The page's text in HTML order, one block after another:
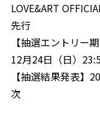
LOVE&ART
先行
【抽選エントリー
12月24日（日）
【抽選結果発表】
次